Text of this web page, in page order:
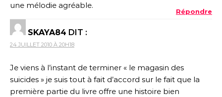
une mélodie agréable.
Répondre
SKAYA84 DIT :
24 JUILLET 2010 À 20H18
Je viens à l’instant de terminer « le magasin des
suicides » je suis tout à fait d’accord sur le fait que la
première partie du livre offre une histoire bien